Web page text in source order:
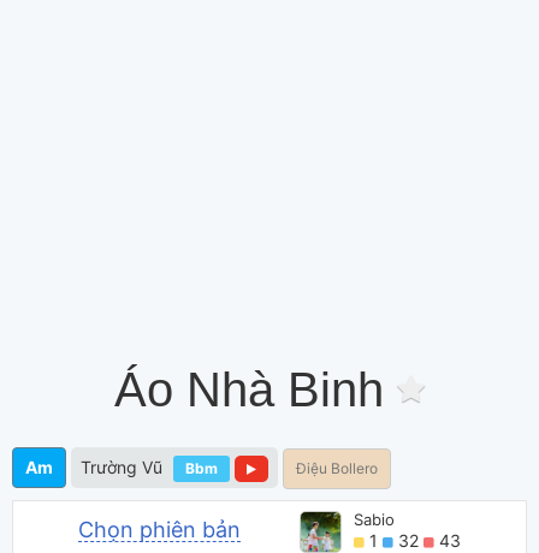
Áo Nhà Binh
Am Trường Vũ Bbm Điệu Bollero
Chọn phiên bản Sabio
1 32 43